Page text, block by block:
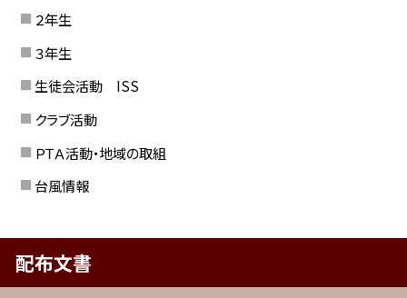
２年生
３年生
生徒会活動 ISS
クラブ活動
ＰＴＡ活動・地域の取組
台風情報
配布文書